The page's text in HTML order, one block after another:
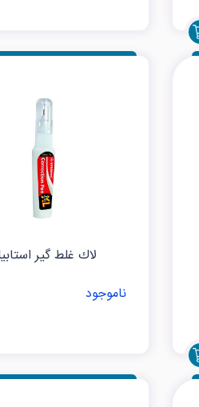
لاك غلط گیر
ناموجود